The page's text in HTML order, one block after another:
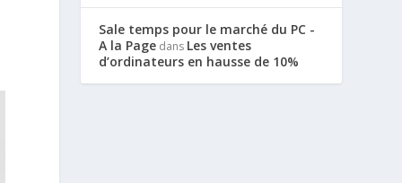
Sale temps pour le marché du PC -
A la Page dans Les ventes
d’ordinateurs en hausse de 10%